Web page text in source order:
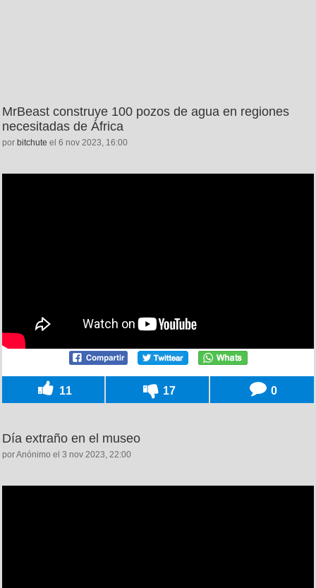
MrBeast construye 100 pozos de agua en regiones
necesitadas de África
por bitchute el 6 nov 2023, 16:00
11 17 0
Día extraño en el museo
por Anónimo el 3 nov 2023, 22:00